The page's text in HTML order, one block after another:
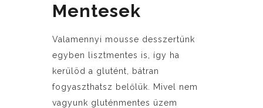
Mentesek
Valamennyi mousse desszertünk
egyben lisztmentes is, így ha
kerülöd a glutént, bátran
fogyaszthatsz belőlük. Mivel nem
vagyunk gluténmentes üzem